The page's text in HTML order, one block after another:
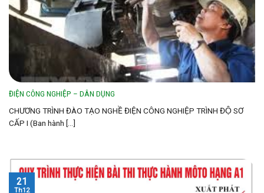
ĐIỆN CÔNG NGHIỆP – DÂN DỤNG
CHƯƠNG TRÌNH ĐÀO TẠO NGHỀ ĐIỆN CÔNG NGHIỆP TRÌNH ĐỘ SƠ
CẤP I (Ban hành [...]
21
Th12